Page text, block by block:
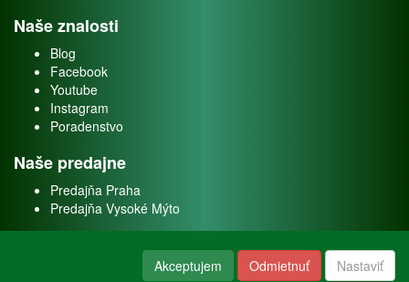
Naše znalosti
Blog
Facebook
Youtube
Instagram
Poradenstvo
Naše predajne
Predajňa Praha
Predajňa Vysoké Mýto
Akceptujem Odmietnuť Nastaviť